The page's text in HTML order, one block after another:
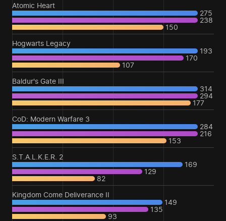
Atomic Heart
275
238
150
Hogwarts Legacy
193
170
107
Baldur's Gate III
314
294
177
CoD: Modern Warfare 3
284
216
153
S.T.A.L.K.E.R. 2
169
129
82
Kingdom Come Deliverance II
149
135
93